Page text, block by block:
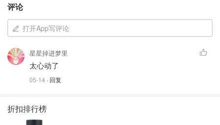
评论
打开App写评论
星星掉进梦里
太心动了
05-14 · 回复
折扣排行榜